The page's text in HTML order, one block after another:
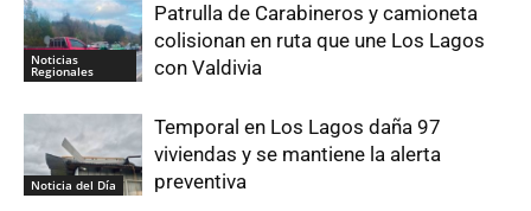
Noticias
Regionales
Patrulla de Carabineros y camioneta
colisionan en ruta que une Los Lagos
con Valdivia
Noticia del Día
Temporal en Los Lagos daña 97
viviendas y se mantiene la alerta
preventiva